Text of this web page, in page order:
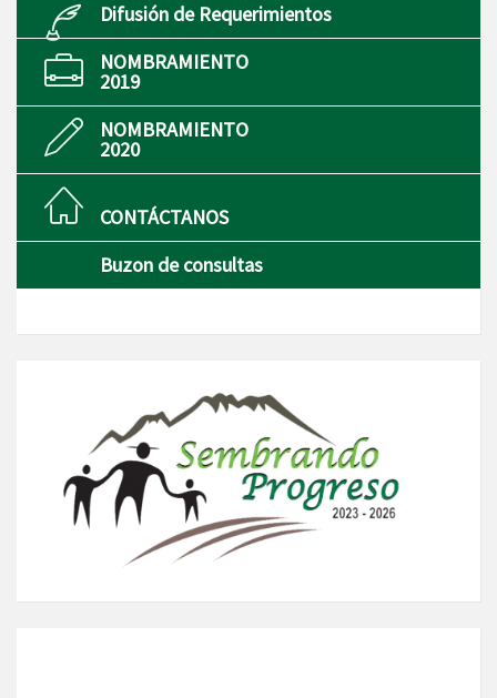
Difusión de Requerimientos
NOMBRAMIENTO
2019
NOMBRAMIENTO
2020
CONTÁCTANOS
Buzon de consultas